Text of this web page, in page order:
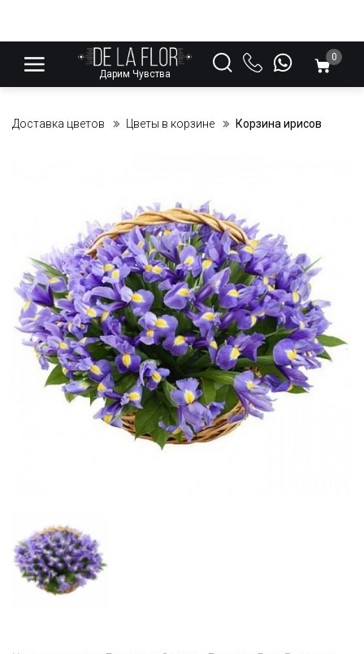
Дарим Чувства
0
Доставка цветов Цветы в корзине Корзина ирисов